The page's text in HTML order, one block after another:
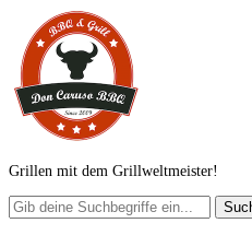
Grillen mit dem Grillweltmeister!